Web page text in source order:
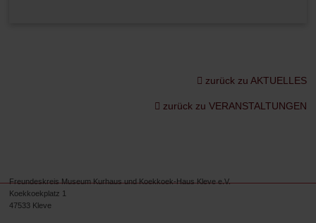
zurück zu AKTUELLES
zurück zu VERANSTALTUNGEN
Freundeskreis Museum Kurhaus und Koekkoek-Haus Kleve e.V.
Koekkoekplatz 1
47533 Kleve